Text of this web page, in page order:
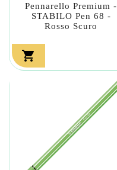
Pennarello Premium -
STABILO Pen 68 -
Rosso Scuro
